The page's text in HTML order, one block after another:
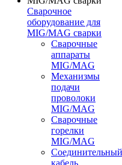
Сварочное
оборудование для
MIG/MAG сварки
Сварочные
аппараты
MIG/MAG
Механизмы
подачи
проволоки
MIG/MAG
Сварочные
горелки
MIG/MAG
Соединительный
кабель